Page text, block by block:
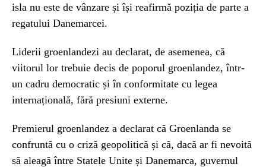
isla nu este de vânzare și își reafirmă poziția de parte a
regatului Danemarcei.
Liderii groenlandezi au declarat, de asemenea, că
viitorul lor trebuie decis de poporul groenlandez, într-
un cadru democratic și în conformitate cu legea
internațională, fără presiuni externe.
Premierul groenlandez a declarat că Groenlanda se
confruntă cu o criză geopolitică și că, dacă ar fi nevoită
să aleagă între Statele Unite și Danemarca, guvernul